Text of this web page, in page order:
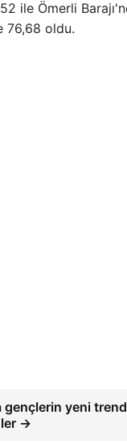
ile Ömerli
76,68 oldu.
gençlerin yeni
→